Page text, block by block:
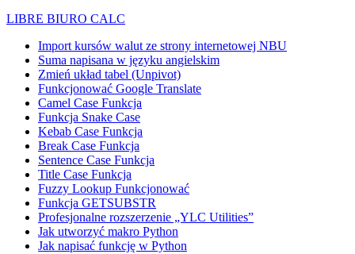
LIBRE BIURO CALC
Import kursów walut ze strony internetowej NBU
Suma napisana w języku angielskim
Zmień układ tabel (Unpivot)
Funkcjonować Google Translate
Camel Case Funkcja
Funkcja Snake Case
Kebab Case Funkcja
Break Case Funkcja
Sentence Case Funkcja
Title Case Funkcja
Fuzzy Lookup Funkcjonować
Funkcja GETSUBSTR
Profesjonalne rozszerzenie „YLC Utilities”
Jak utworzyć makro Python
Jak napisać funkcję w Python